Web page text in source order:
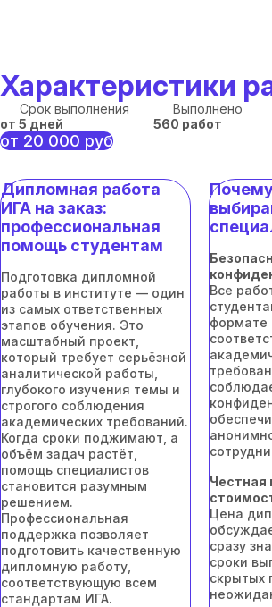
Характеристики
Срок выполнения
от 5 дней
Выполнено
560 работ
от 20 000 руб
Дипломная работа
ИГА на заказ:
профессиональная
помощь студентам
Подготовка дипломной
работы в институте — один
из самых ответственных
этапов обучения. Это
масштабный проект,
который требует серьёзной
аналитической работы,
глубокого изучения темы и
строгого соблюдения
академических требований.
Когда сроки поджимают, а
объём задач растёт,
помощь специалистов
становится разумным
решением.
Профессиональная
поддержка позволяет
подготовить качественную
дипломную работу,
соответствующую всем
стандартам ИГА.
Все
формате
Честная
Цена
сразу
сроки
скрытых